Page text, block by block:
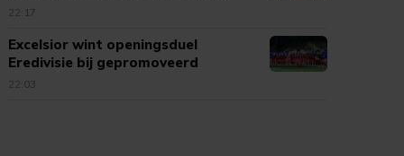
22:17
Excelsior wint openingsduel
Eredivisie bij gepromoveerd
Cambuur
22:03